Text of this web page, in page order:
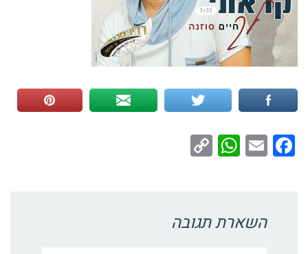
Facebook
Email
WhatsApp
השארת תגובה